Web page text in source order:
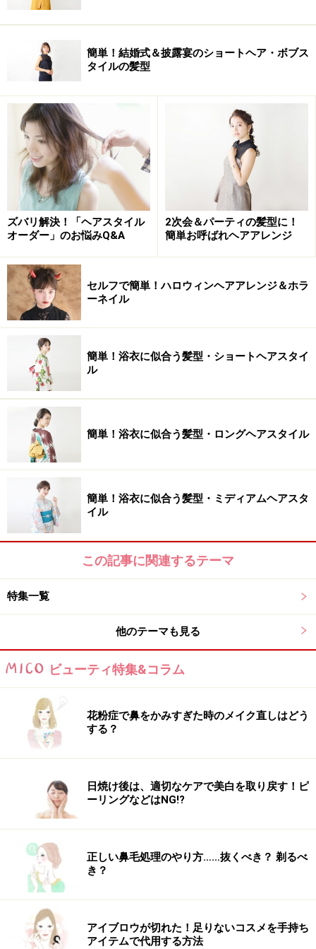
簡単！結婚式＆披露宴のショートヘア・ボブス
タイルの髪型
ズバリ解決！「ヘアスタイル
オーダー」のお悩みQ&A
2次会＆パーティの髪型に！
簡単お呼ばれヘアアレンジ
セルフで簡単！ハロウィンヘアアレンジ＆ホラ
ーネイル
簡単！浴衣に似合う髪型・ショートヘアスタイ
ル
簡単！浴衣に似合う髪型・ロングヘアスタイル
簡単！浴衣に似合う髪型・ミディアムヘアスタ
イル
この記事に関連するテーマ
特集一覧
他のテーマも見る
ビューティ特集&コラム
花粉症で鼻をかみすぎた時のメイク直しはどう
する？
日焼け後は、適切なケアで美白を取り戻す！ピ
ーリングなどはNG!?
正しい鼻毛処理のやり方……抜くべき？ 剃るべ
き？
アイブロウが切れた！足りないコスメを手持ち
アイテムで代用する方法